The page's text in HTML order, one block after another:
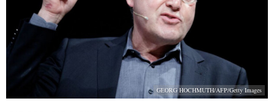
GEORG HOCHMUTH/AFP/Getty Images